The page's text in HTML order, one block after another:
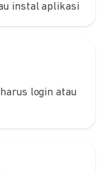
instal aplikasi
login atau